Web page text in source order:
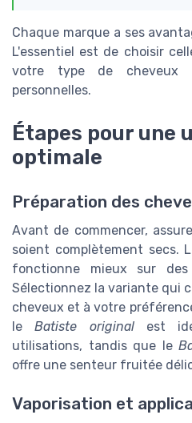
Chaque marque a ses
L'essentiel est de choisir
votre type de cheveux
personnelles.
Étapes pour une
optimale
Préparation des
Avant de commencer,
soient complètement secs.
fonctionne mieux sur
Sélectionnez la variante qui
cheveux et à votre
leBatiste originalest
utilisations, tandis que le
offre une senteur fruitée
Vaporisation et